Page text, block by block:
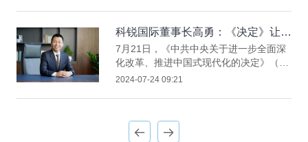
将结合工作实际抓好改革落实，凝心聚
力、
征程上迸发出划时代的澎湃力量。
科锐国际董事长高勇：《决定》让我
们更加坚定了企业发展的信心和决心
7月21日，《中共中央关于进一步全面深
化改革、推进中国式现代化的决定》（以
下简称《决定》）正式对外发布，受到社
三中全会精神使其倍受鼓舞和振奋。
2024-07-24 09:21